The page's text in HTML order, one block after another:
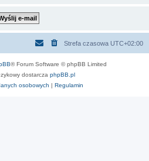
Strefa czasowa UTC+02:00
® Forum Software © phpBB Limited
dostarcza phpBB.pl
osobowych | Regulamin